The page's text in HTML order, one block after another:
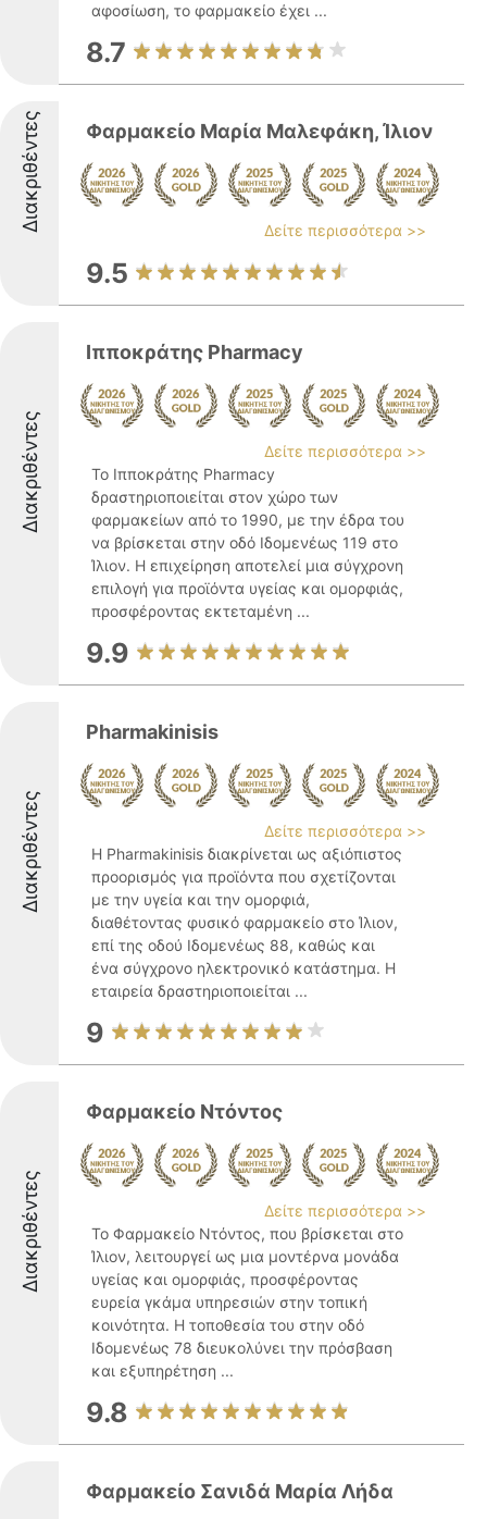
αφοσίωση, το φαρμακείο έχει ...
8.7
Διακριθέντες Φαρμακείο Μαρία Μαλεφάκη, Ίλιον
Δείτε περισσότερα >>
9.5
Διακριθέντες
Ιπποκράτης Pharmacy
Δείτε περισσότερα >>
Το Ιπποκράτης Pharmacy
δραστηριοποιείται στον χώρο των
φαρμακείων από το 1990, με την έδρα του
να βρίσκεται στην οδό Ιδομενέως 119 στο
Ίλιον. Η επιχείρηση αποτελεί μια σύγχρονη
επιλογή για προϊόντα υγείας και ομορφιάς,
προσφέροντας εκτεταμένη ...
9.9
Διακριθέντες
Pharmakinisis
Δείτε περισσότερα >>
Η Pharmakinisis διακρίνεται ως αξιόπιστος
προορισμός για προϊόντα που σχετίζονται
με την υγεία και την ομορφιά,
διαθέτοντας φυσικό φαρμακείο στο Ίλιον,
επί της οδού Ιδομενέως 88, καθώς και
ένα σύγχρονο ηλεκτρονικό κατάστημα. Η
εταιρεία δραστηριοποιείται ...
9
Διακριθέντες
Φαρμακείο Ντόντος
Δείτε περισσότερα >>
Το Φαρμακείο Ντόντος, που βρίσκεται στο
Ίλιον, λειτουργεί ως μια μοντέρνα μονάδα
υγείας και ομορφιάς, προσφέροντας
ευρεία γκάμα υπηρεσιών στην τοπική
κοινότητα. Η τοποθεσία του στην οδό
Ιδομενέως 78 διευκολύνει την πρόσβαση
και εξυπηρέτηση ...
9.8
Φαρμακείο Σανιδά Μαρία Λήδα